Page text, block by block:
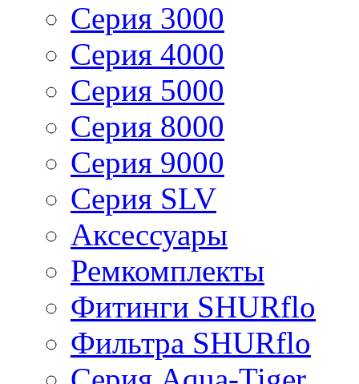
Серия 3000
Серия 4000
Серия 5000
Серия 8000
Серия 9000
Серия SLV
Аксессуары
Ремкомплекты
Фитинги SHURflo
Фильтра SHURflo